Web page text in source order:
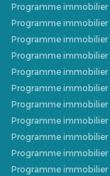
Programme immobilier
Programme
Programme
Programme immobilier
Programme
Programme
Programme
Programme immobilier
Programme immobilier
Programme
Programme